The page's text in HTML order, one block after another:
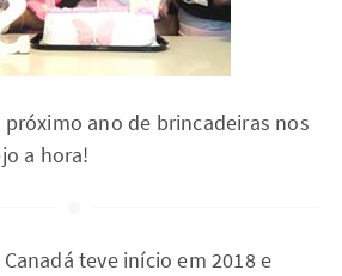
próximo ano de brincadeiras nos
a hora!
teve início em 2018 e